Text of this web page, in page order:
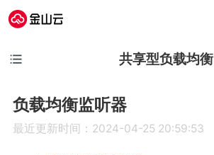
共享型负载均衡
负载均衡监听器
最近更新时间：2024-04-25 20:59:53